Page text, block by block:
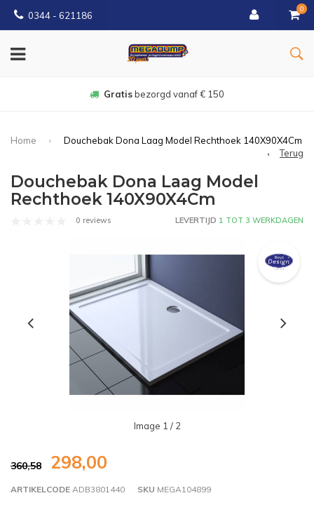
0344 - 621186
0
Gratisbezorgd vanaf € 150
Home
Douchebak Dona Laag Model Rechthoek 140X90X4Cm
Terug
Douchebak Dona Laag Model
Rechthoek 140X90X4Cm
0 reviews LEVERTIJD 1 TOT 3 WERKDAGEN
Image 1 / 2
360,58 298,00
ARTIKELCODE ADB3801440 SKU MEGA104899